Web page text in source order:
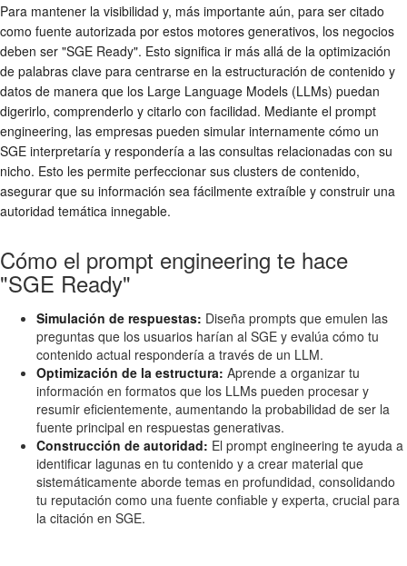
Para mantener la visibilidad y, más importante aún, para ser citado
como fuente autorizada por estos motores generativos, los negocios
deben ser "SGE Ready". Esto significa ir más allá de la optimización
de palabras clave para centrarse en la estructuración de contenido y
datos de manera que los Large Language Models (LLMs) puedan
digerirlo, comprenderlo y citarlo con facilidad. Mediante el prompt
engineering, las empresas pueden simular internamente cómo un
SGE interpretaría y respondería a las consultas relacionadas con su
nicho. Esto les permite perfeccionar sus clusters de contenido,
asegurar que su información sea fácilmente extraíble y construir una
autoridad temática innegable.
Cómo el prompt engineering te hace
"SGE Ready"
Simulación de respuestas: Diseña prompts que emulen las
preguntas que los usuarios harían al SGE y evalúa cómo tu
contenido actual respondería a través de un LLM.
Optimización de la estructura: Aprende a organizar tu
información en formatos que los LLMs pueden procesar y
resumir eficientemente, aumentando la probabilidad de ser la
fuente principal en respuestas generativas.
Construcción de autoridad: El prompt engineering te ayuda a
identificar lagunas en tu contenido y a crear material que
sistemáticamente aborde temas en profundidad, consolidando
tu reputación como una fuente confiable y experta, crucial para
la citación en SGE.